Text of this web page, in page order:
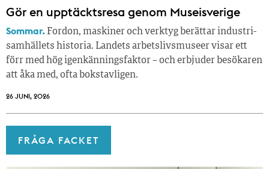
Gör en upptäcktsresa genom Museisverige
Sommar. Fordon, maskiner och verktyg berättar industri­
samhällets historia. Landets arbetslivsmuseer visar ett
förr med hög igenkänningsfaktor – och erbjuder besökaren
att åka med, ofta bokstavligen.
26 JUNI, 2026
FRÅGA FACKET